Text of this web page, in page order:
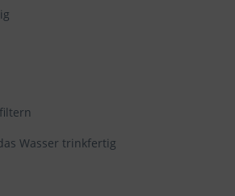
folgende Cookies:
Cookies, um grundlegende Funktionen
um das Benutzererlebnis zu verbessern.
Werbekampagnen zu steuern.
Wasser trinkfertig